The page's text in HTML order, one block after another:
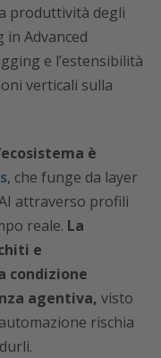
produttività degli
Advanced
e l’estensibilità
verticali sulla
è
, che funge da layer
attraverso profili
reale. La
e
condizione
agentiva, visto
rischia